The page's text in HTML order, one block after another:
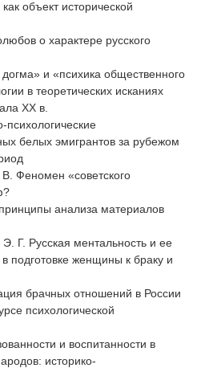
объект исторической
о характере русского
и «психика общественного
в теоретических исканиях
ХХ в.
белых эмигрантов за рубежом
Феномен «советского
анализа материалов
Г. Русская ментальность и ее
подготовке женщины к браку и
брачных отношений в России
психологической
и воспитанности в
историко-